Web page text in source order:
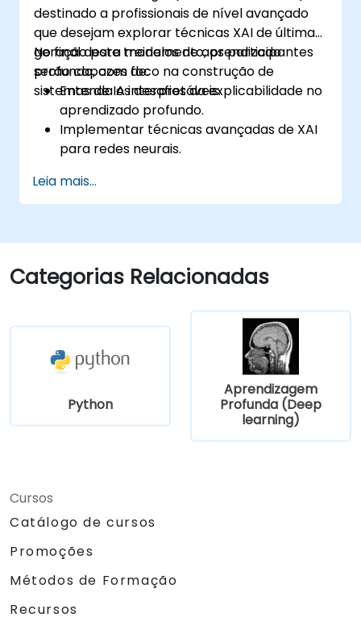
destinado a profissionais de nível avançado
que desejam explorar técnicas XAI de última
geração para modelos de aprendizado
profundo, com foco na construção de
sistemas de IA interpretáveis.
No final deste treinamento, os participantes
serão capazes de:
Entenda os desafios da explicabilidade no
aprendizado profundo.
Implementar técnicas avançadas de XAI
para redes neurais.
modelos de aprendizado profundo.
Avalie os trade-offs entre desempenho e
Leia mais...
Categorias Relacionadas
Python
Aprendizagem
Profunda (Deep
learning)
Cursos
Catálogo de cursos
Promoções
Métodos de Formação
Recursos